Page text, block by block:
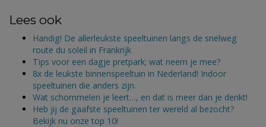
Lees ook
Handig! De allerleukste speeltuinen langs de snelweg
route du soleil in Frankrijk
Tips voor een dagje pretpark; wat neem je mee?
8x de leukste binnenspeeltuin in Nederland! Indoor
speeltuinen die anders zijn.
Wat schommelen je leert…, en dat is meer dan je denkt!
Heb jij de gaafste speeltuinen ter wereld al bezocht?
Bekijk nu onze top 10!